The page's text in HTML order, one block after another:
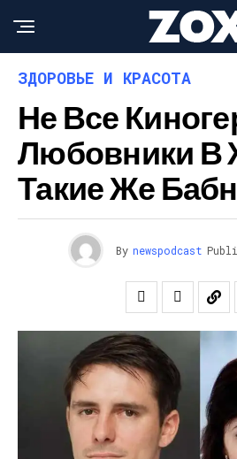
ЗДОРОВЬЕ И КРАСОТА
Не Все
Любовники В
Такие Же
By newspodcast